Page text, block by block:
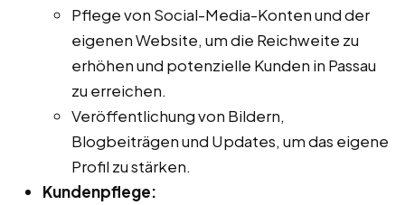
Pflege von Social-Media-Konten und der
eigenen Website, um die Reichweite zu
erhöhen und potenzielle Kunden in Passau
zu erreichen.
Veröffentlichung von Bildern,
Blogbeiträgen und Updates, um das eigene
Profil zu stärken.
Kundenpflege: